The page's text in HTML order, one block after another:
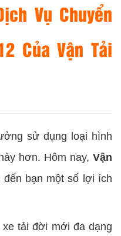
Vụ Chuyển
Của Vận Tải
sử dụng loại hình
hơn. Hôm nay, Vận
bạn một số lợi ích
tải đời mới đa dạng